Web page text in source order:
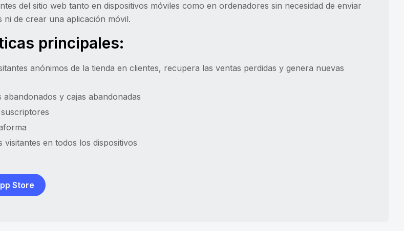
del sitio web tanto en dispositivos móviles como en ordenadores sin necesidad de enviar
de crear una aplicación móvil.
principales:
anónimos de la tienda en clientes, recupera las ventas perdidas y genera nuevas
y cajas abandonadas
en todos los dispositivos
Store